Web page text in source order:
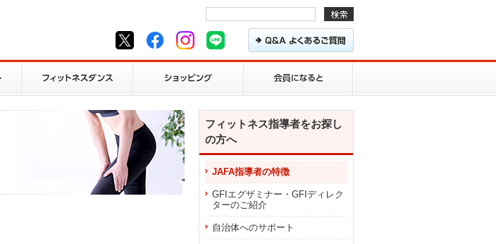
フィットネス指導者をお探し
の方へ
JAFA指導者の特徴
GFIエグザミナー・GFIディレク
ターのご紹介
自治体へのサポート